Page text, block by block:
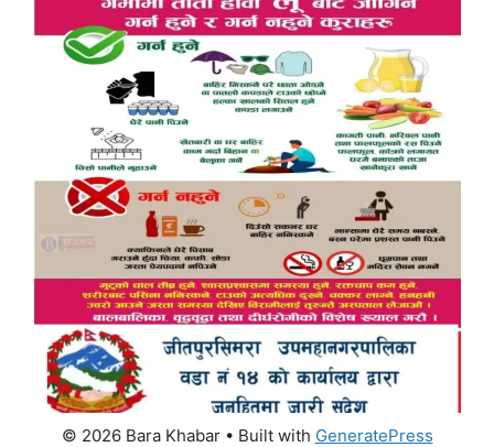
© 2026 Bara Khabar• Built with GeneratePress